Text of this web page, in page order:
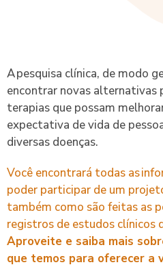
A pesquisa clínica, de modo
encontrar novas alternativas
terapias que possam
expectativa de vida de
diversas doenças.
Você encontrará todas as
poder participar de um
também como são feitas as
registros de estudos clínicos
Aproveite e saiba mais
que temos para oferecer a